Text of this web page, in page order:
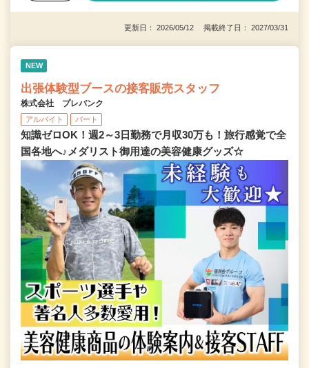
更新日： 2026/05/12 掲載終了日： 2027/03/31
NEW
出張体験型ブースの接客販売スタッフ
株式会社 プレバンク
アルバイト パート
知識ゼロOK！週2～3日勤務で月収30万も！旅行感覚で全
国各地へ♪メダリスト御用達の美容健康グッズ☆